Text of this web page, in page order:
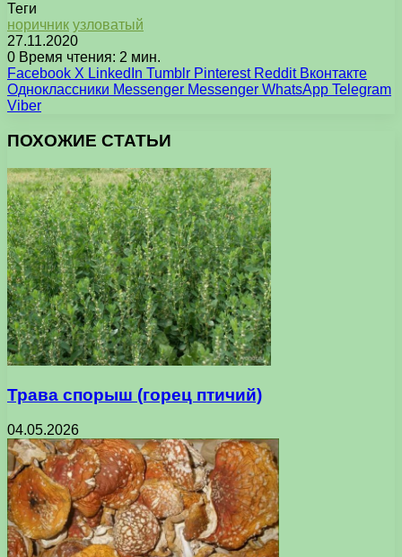
Теги
норичник узловатый
27.11.2020
0 Время чтения: 2 мин.
Facebook X LinkedIn Tumblr Pinterest Reddit Вконтакте
Одноклассники Messenger Messenger WhatsApp Telegram
Viber
ПОХОЖИЕ СТАТЬИ
Трава спорыш (горец птичий)
04.05.2026